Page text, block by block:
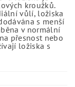
kroužků.
vůlí, ložiska
s menší
v normální
přesnost nebo
ložiska s